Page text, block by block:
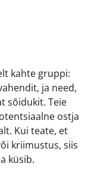
kahte gruppi:
ja need,
sõidukit. Teie
ostja
Kui teate, et
kriimustus, siis
küsib.